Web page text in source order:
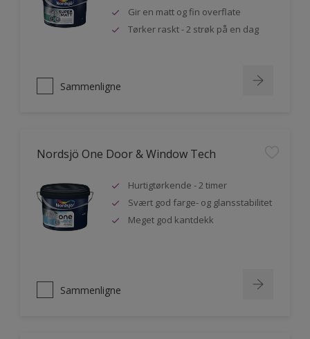
Gir en matt og fin overflate
Tørker raskt - 2 strøk på en dag
Sammenligne
Nordsjö One Door & Window Tech
Hurtigtørkende - 2 timer
Svært god farge- og glansstabilitet
Meget god kantdekk
Sammenligne